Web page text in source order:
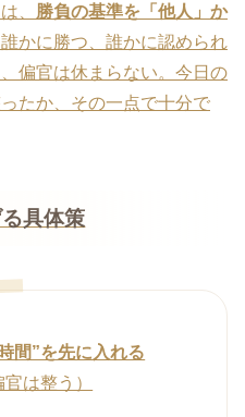
、 勝負の基準を「他人」か
かに勝つ、誰かに認められ
偏官は休まらない。今日の
たか、その一点で十分で
具体策
間”を先に入れる
は整う）